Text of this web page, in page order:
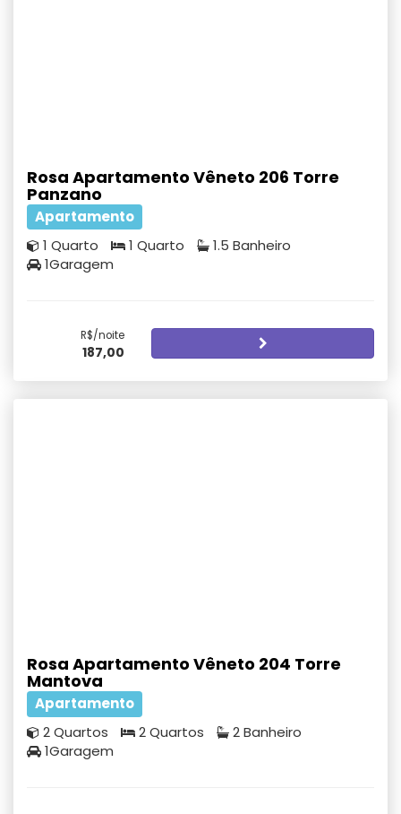
Rosa Apartamento Vêneto 206 Torre
Panzano
Apartamento
1 Quarto
1 Quarto
1.5 Banheiro
1Garagem
R$/noite
187,00
Rosa Apartamento Vêneto 204 Torre
Mantova
Apartamento
2 Quartos
2 Quartos
2 Banheiro
1Garagem